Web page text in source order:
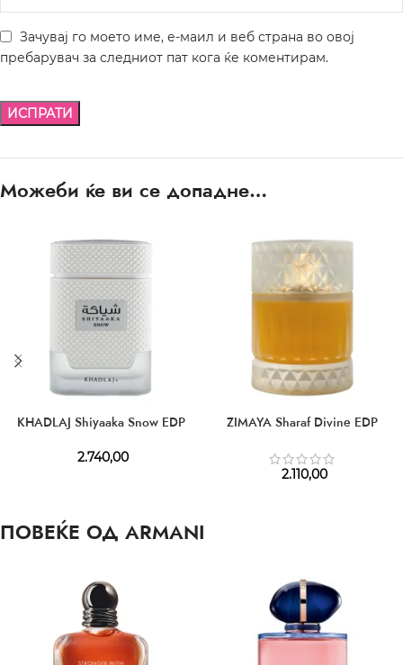
Зачувај го моето име, е-маил и веб страна во овој
пребарувач за следниот пат кога ќе коментирам.
Можеби ќе ви се допадне…
KHADLAJ Shiyaaka Snow EDP
2.740,00
ZIMAYA Sharaf Divine EDP
2.110,00
ПОВЕЌЕ ОД ARMANI